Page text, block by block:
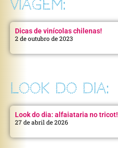
VIAGEM:
Dicas de vinícolas chilenas!
2 de outubro de 2023
LOOK DO DIA:
Look do dia: alfaiataria no tricot!
27 de abril de 2026